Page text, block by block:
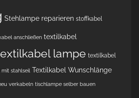
Stehlampe reparieren stoffkabel
anschließen textilkabel
lampe textilkabel
stahlseil Textilkabel Wunschlänge
verkabeln tischlampe selber bauen